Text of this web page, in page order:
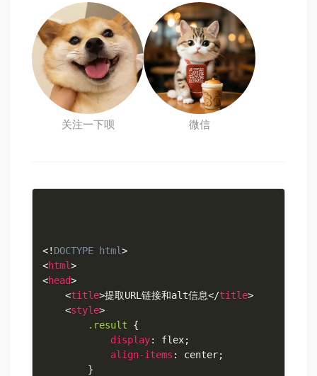
关注一下呗 微信
<! DOCTYPE html>
<html>
<head>
<title>提取URL链接和alt信息</title>
<style>
.result
{
display: flex;
align-items : center;
}